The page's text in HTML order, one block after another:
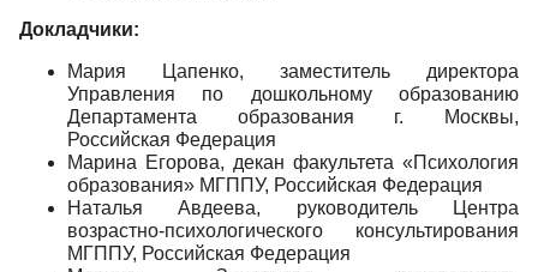
Докладчики:
Мария Цапенко, заместитель директора
Управления по дошкольному образованию
Департамента образования г. Москвы,
Российская Федерация
Марина Егорова, декан факультета «Психология
образования» МГППУ, Российская Федерация
Наталья Авдеева, руководитель Центра
возрастно-психологического консультирования
МГППУ, Российская Федерация